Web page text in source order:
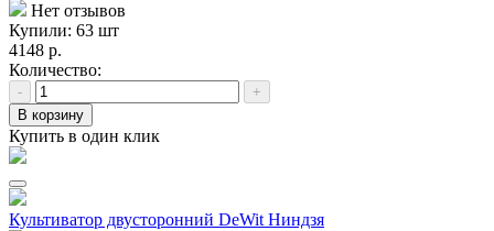
Нет отзывов
Купили: 63 шт
4148 р.
Количество:
-
+
В корзину
Купить в один клик
Культиватор двусторонний DeWit Ниндзя